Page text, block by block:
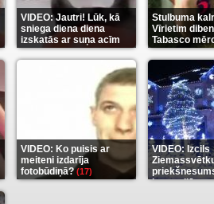
VIDEO: Jautri! Lūk, kā
sniega diena diena
izskatās ar suņa acīm
(6)
Stulbuma
Vīrietim
Tabasco
(7)
VIDEO: Ko puisis ar
meiteni izdarīja
fotobūdiņā?(17)
VIDEO: Izcils
karu stilā(7)